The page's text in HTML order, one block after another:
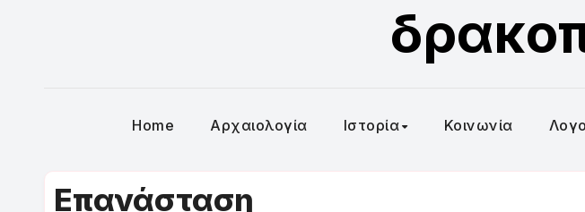
Home Αρχαιολογία Ιστορία Κοινωνία
Επανάσταση